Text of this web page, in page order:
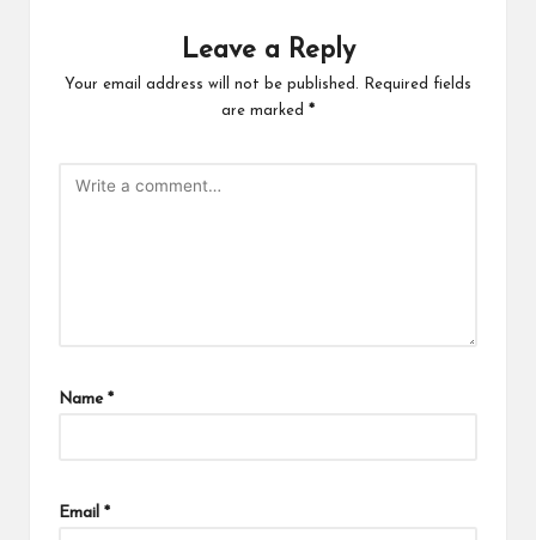
Leave a Reply
Your email address will not be published.
Required fields
are marked *
Name *
Email *